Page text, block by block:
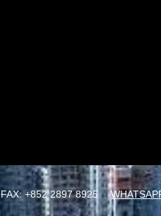
FAX: +852 2897 8925